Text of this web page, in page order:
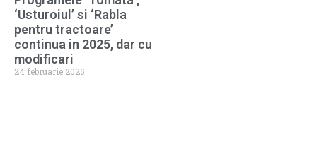
‘Usturoiul’ si ‘Rabla
pentru tractoare’
continua in 2025, dar cu
modificari
24 februarie 2025